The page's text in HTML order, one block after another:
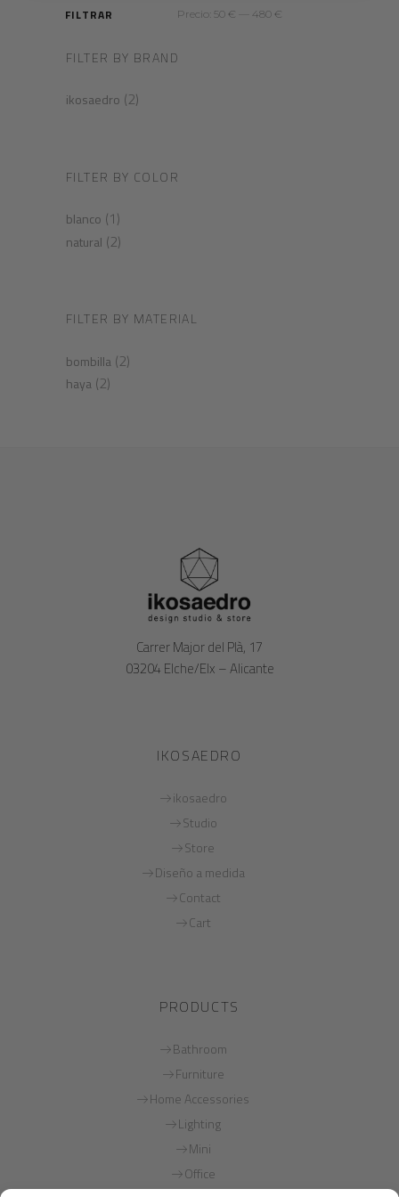
Precio
Precio
FILTRAR Precio: 50 € 480 €
FILTER BY BRAND
ikosaedro (2)
FILTER BY COLOR
blanco (1)
natural (2)
FILTER BY MATERIAL
bombilla (2)
haya (2)
Carrer Major del Plà, 17
03204 Elche/Elx – Alicante
IKOSAEDRO
ikosaedro
Studio
Store
Diseño a medida
Contact
Cart
PRODUCTS
Bathroom
Furniture
Home Accessories
Lighting
Mini
Office